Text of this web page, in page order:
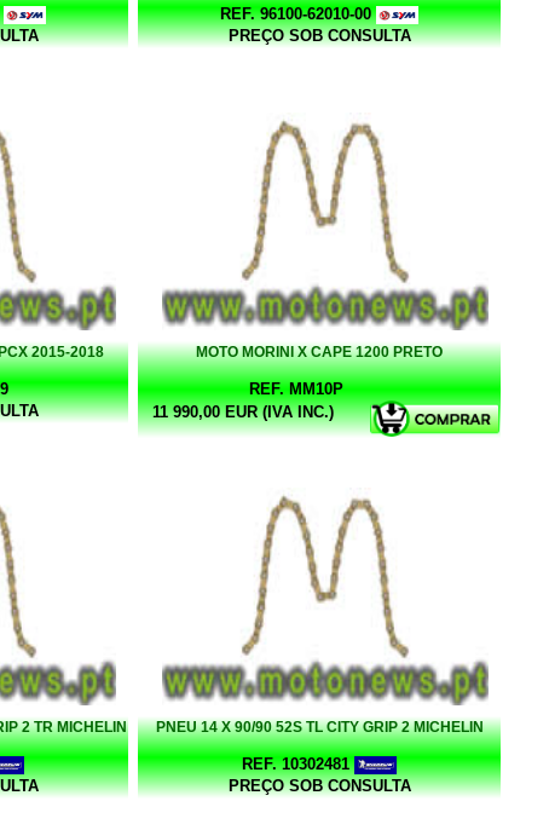
REF. 96100-62010-00
PREÇO SOB CONSULTA
2015-2018
MOTO MORINI X CAPE 1200 PRETO
REF. MM10P
11 990,00 EUR (IVA INC.)
2 TR MICHELIN PNEU 14 X 90/90 52S TL CITY GRIP 2 MICHELIN
REF. 10302481
PREÇO SOB CONSULTA